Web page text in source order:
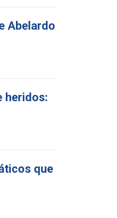
Abelardo
heridos:
que